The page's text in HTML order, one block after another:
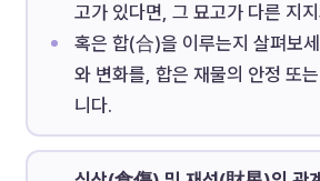
고가 있다면, 그 묘고가 다른 지
혹은 합(合)을 이루는지 살펴보
와 변화를, 합은 재물의 안정 또
니다.